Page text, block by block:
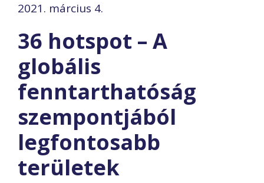
2021. március 4.
36 hotspot – A
globális
fenntarthatóság
szempontjából
legfontosabb
területek